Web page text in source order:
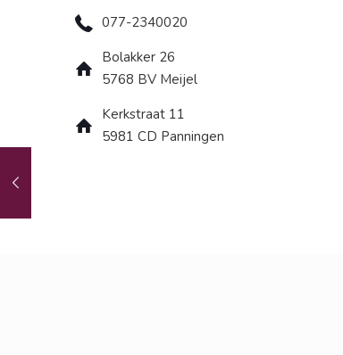
077-2340020
Bolakker 26
5768 BV Meijel
Kerkstraat 11
5981 CD Panningen